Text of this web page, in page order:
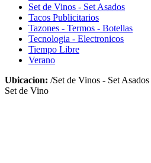
Set de Vinos - Set Asados
Tacos Publicitarios
Tazones - Termos - Botellas
Tecnologia - Electronicos
Tiempo Libre
Verano
Ubicacion: /Set de Vinos - Set Asados
Set de Vino